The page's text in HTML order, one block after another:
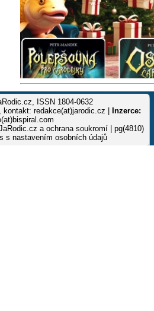
ISSN 1804-0632
redakce(at)jarodic.cz |
Inzerce:
a ochrana soukromí | pg(4810)
s nastavením osobních údajů